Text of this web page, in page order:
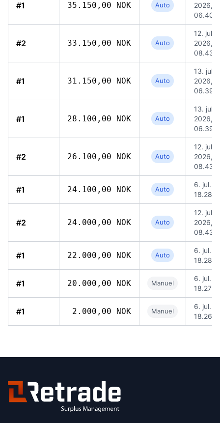
#1 35.150,00 NOK Auto
2026,
06.40
#2 33.150,00 NOK Auto
12. jul.
2026,
08.43
#1 31.150,00 NOK Auto
13. jul.
2026,
06.39
#1 28.100,00 NOK Auto
13. jul.
2026,
06.39
#2 26.100,00 NOK Auto
12. jul.
2026,
08.43
#1 24.100,00 NOK Auto
6. jul.
18.28
#2 24.000,00 NOK Auto
12. jul.
2026,
08.43
#1 22.000,00 NOK Auto
6. jul.
18.28
#1 20.000,00 NOK Manuel
6. jul.
18.27
#1 2.000,00 NOK Manuel
6. jul.
18.26